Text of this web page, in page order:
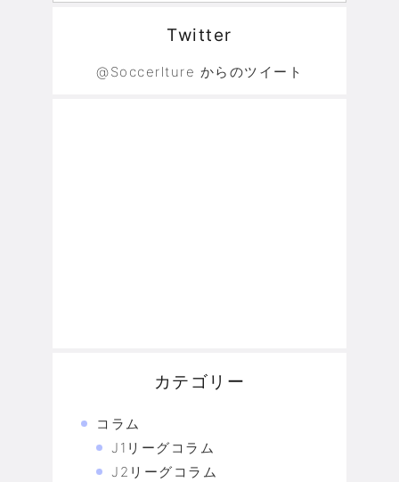
Twitter
@Soccerlture からのツイート
カテゴリー
コラム
J1リーグコラム
J2リーグコラム